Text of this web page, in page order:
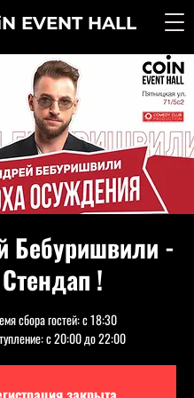
EVENT HALL
Бебуришвили -
Стендап !
сбора гостей: с 18:30
с 20:00 до 22:00